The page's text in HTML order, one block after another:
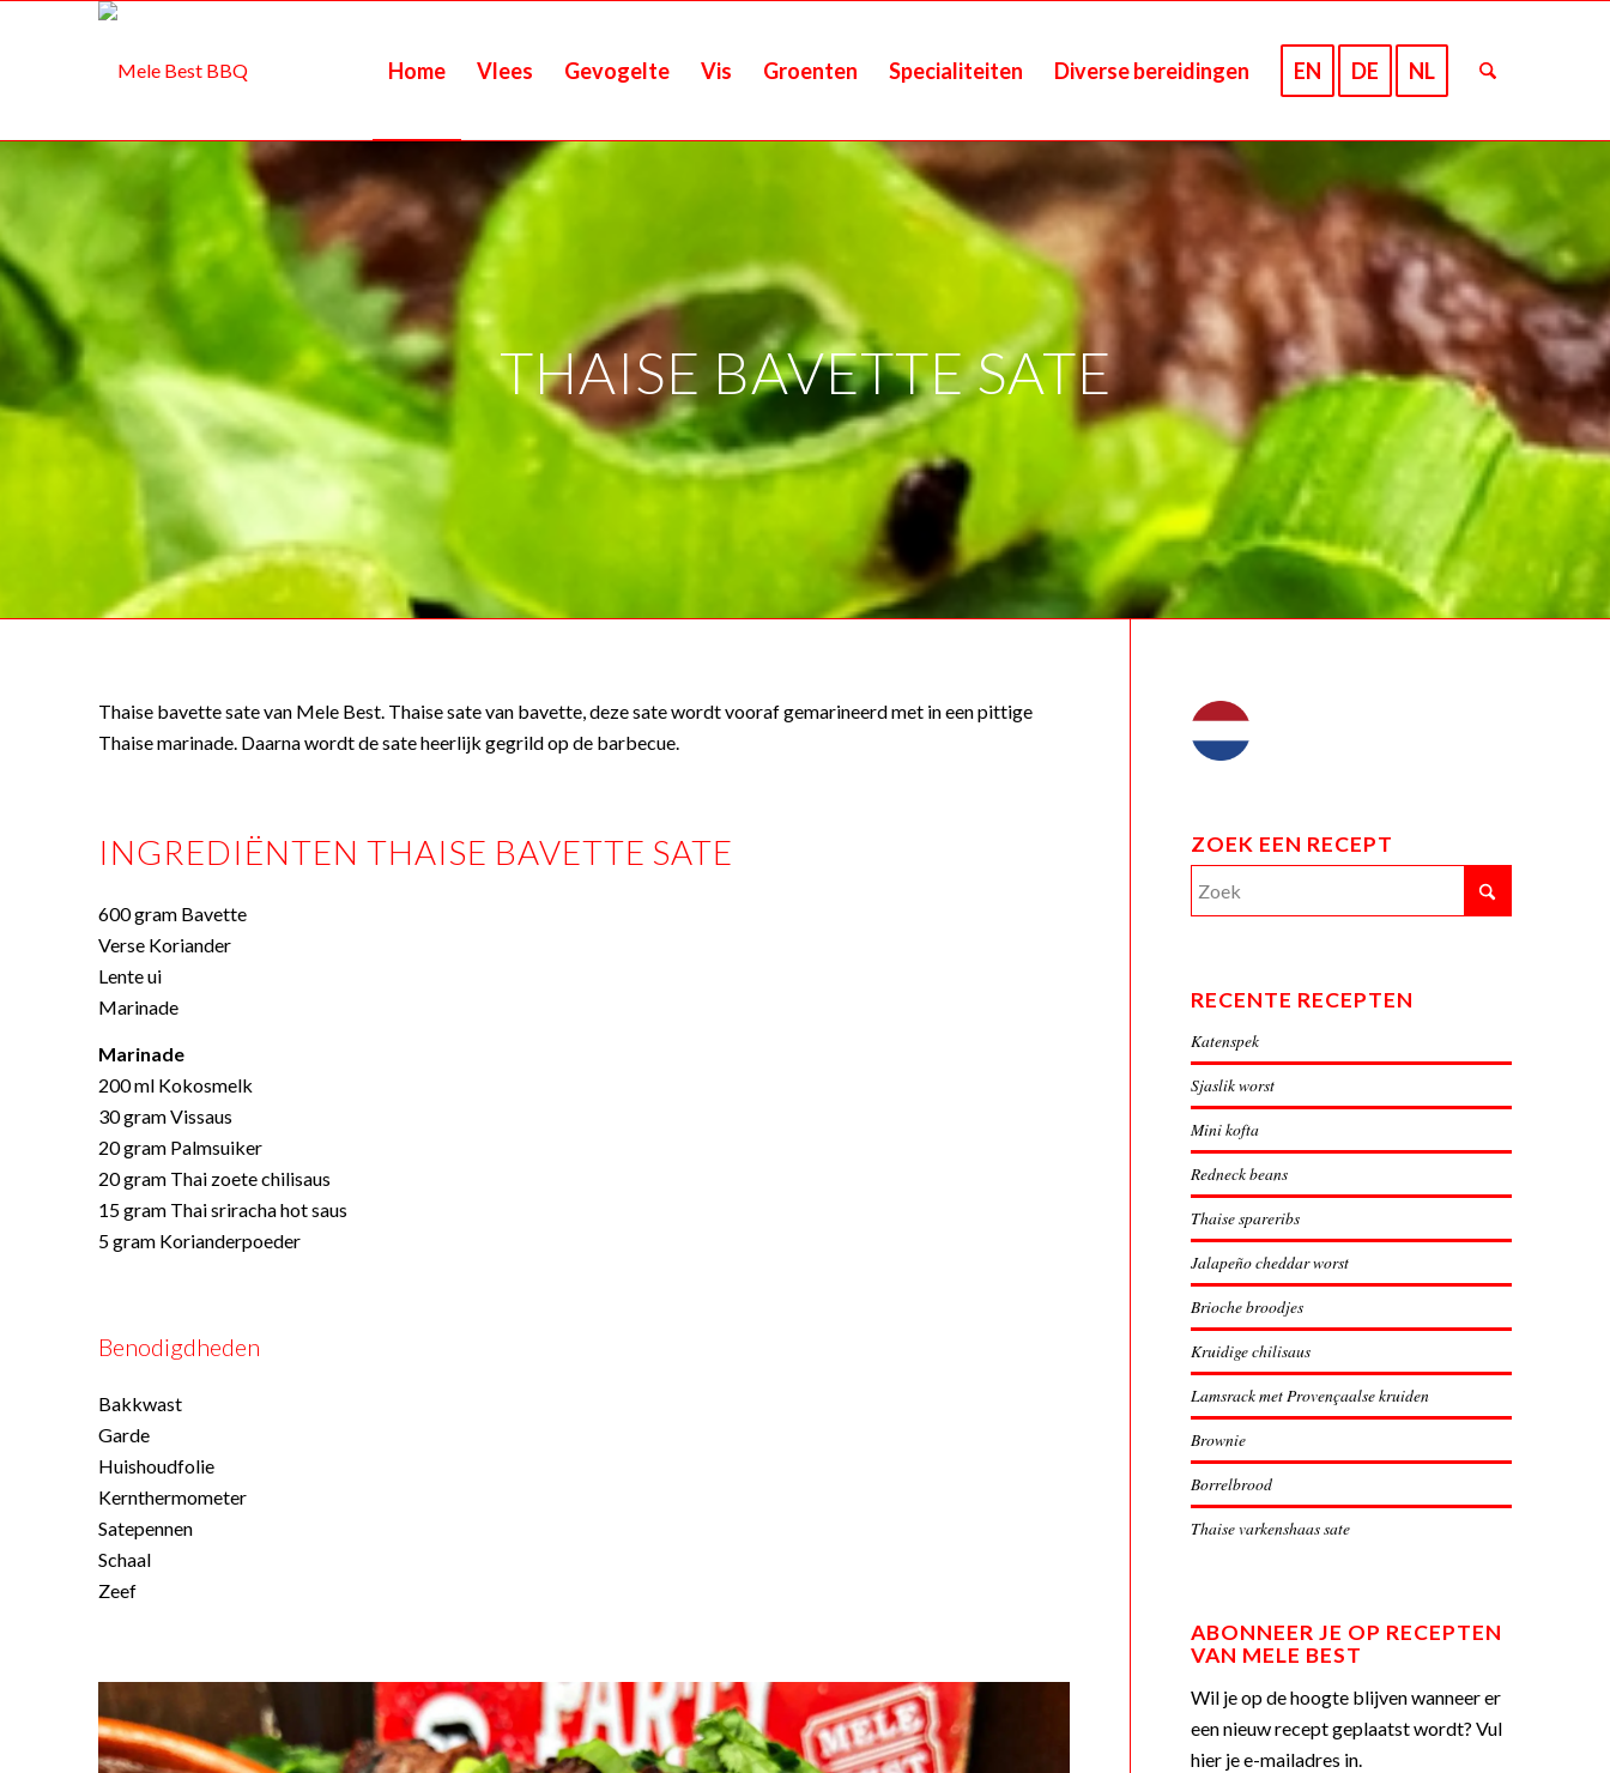
Home Vlees Gevogelte Vis Groenten Specialiteiten Diverse bereidingen EN DE NL
THAISE BAVETTE SATE
Thaise bavette sate van Mele Best. Thaise sate van bavette, deze sate wordt vooraf gemarineerd met in een pittige
Thaise marinade. Daarna wordt de sate heerlijk gegrild op de barbecue.
INGREDIËNTEN THAISE BAVETTE SATE
600 gram Bavette
Verse Koriander
Lente ui
Marinade
Marinade
200 ml Kokosmelk
30 gram Vissaus
20 gram Palmsuiker
20 gram Thai zoete chilisaus
15 gram Thai sriracha hot saus
5 gram Korianderpoeder
Benodigdheden
Bakkwast
Garde
Huishoudfolie
Kernthermometer
Satepennen
Schaal
Zeef
ZOEK EEN RECEPT
RECENTE RECEPTEN
Katenspek
Sjaslik worst
Mini kofta
Redneck beans
Thaise spareribs
Jalapeño cheddar worst
Brioche broodjes
Kruidige chilisaus
Lamsrack met Provençaalse kruiden
Brownie
Borrelbrood
Thaise varkenshaas sate
ABONNEER JE OP RECEPTEN
VAN MELE BEST
Wil je op de hoogte blijven wanneer er
een nieuw recept geplaatst wordt? Vul
hier je e-mailadres in.